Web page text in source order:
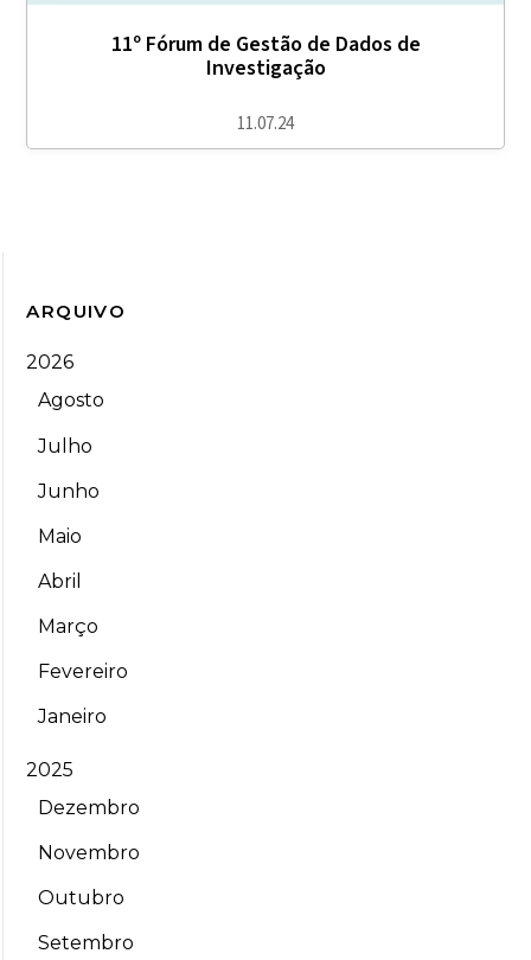
11º Fórum de Gestão de Dados de
Investigação
11.07.24
ARQUIVO
2026
Agosto
Julho
Junho
Maio
Abril
Março
Fevereiro
Janeiro
2025
Dezembro
Novembro
Outubro
Setembro